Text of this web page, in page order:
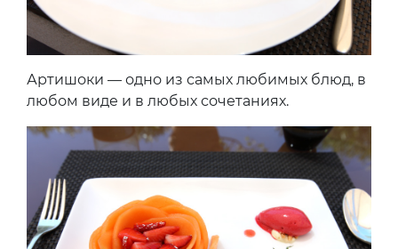
Артишоки — одно из самых любимых блюд, в
любом виде и в любых сочетаниях.